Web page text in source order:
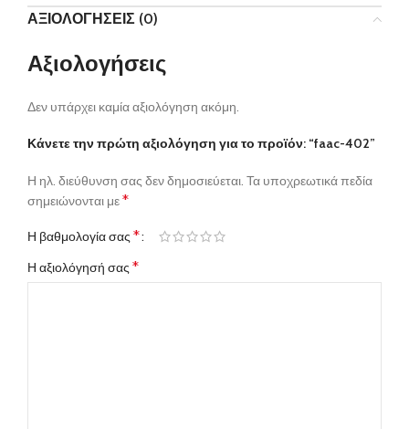
ΑΞΙΟΛΟΓΉΣΕΙΣ (0)
Αξιολογήσεις
Δεν υπάρχει καμία αξιολόγηση ακόμη.
Κάνετε την πρώτη αξιολόγηση για το προϊόν: “faac-402”
Η ηλ. διεύθυνση σας δεν δημοσιεύεται. Τα υποχρεωτικά πεδία
σημειώνονται με*
Η βαθμολογία σας *
Η αξιολόγησή σας *